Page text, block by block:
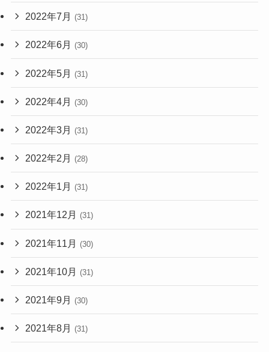
2022年7月 (31)
2022年6月 (30)
2022年5月 (31)
2022年4月 (30)
2022年3月 (31)
2022年2月 (28)
2022年1月 (31)
2021年12月 (31)
2021年11月 (30)
2021年10月 (31)
2021年9月 (30)
2021年8月 (31)